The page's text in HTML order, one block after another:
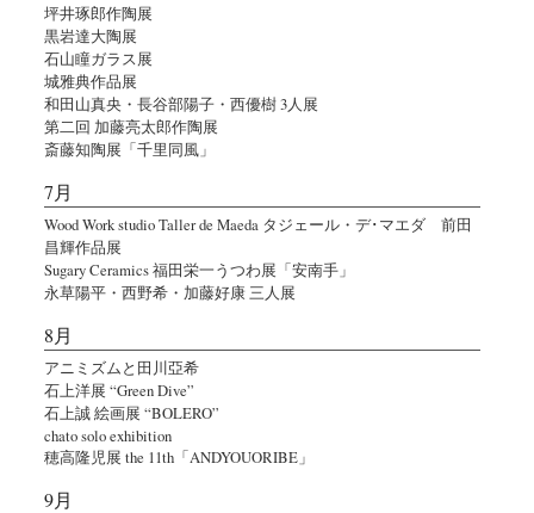
坪井琢郎作陶展
黒岩達大陶展
石山瞳ガラス展
城雅典作品展
和田山真央・長谷部陽子・西優樹 3人展
第二回 加藤亮太郎作陶展
斎藤知陶展「千里同風」
7月
Wood Work studio Taller de Maeda タジェール・デ･マエダ 前田
昌輝作品展
Sugary Ceramics 福田栄一うつわ展「安南手」
永草陽平・西野希・加藤好康 三人展
8月
アニミズムと田川亞希
石上洋展 “Green Dive”
石上誠 絵画展 “BOLERO”
chato solo exhibition
穂高隆児展 the 11th「ANDYOUORIBE」
9月